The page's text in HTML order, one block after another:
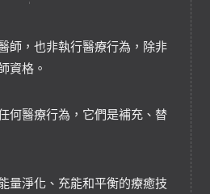
師，也非執行醫療行為，除非
資格。
何醫療行為，它們是補充、替
量淨化、充能和平衡的療癒技